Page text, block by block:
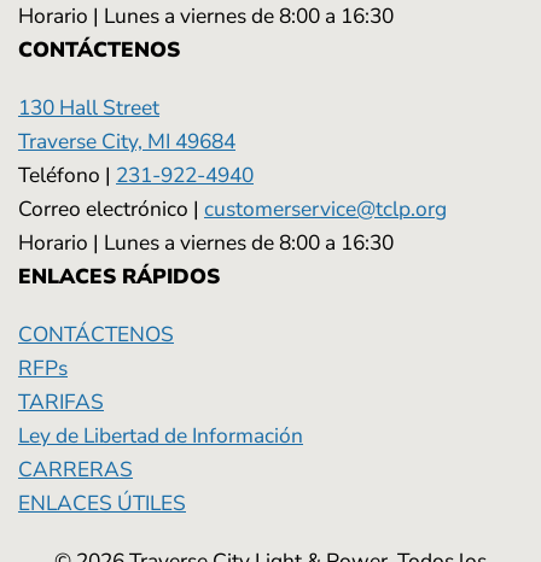
Horario | Lunes a viernes de 8:00 a 16:30
CONTÁCTENOS
130 Hall Street
Traverse City, MI 49684
Teléfono | 231-922-4940
Correo electrónico | customerservice@tclp.org
Horario | Lunes a viernes de 8:00 a 16:30
ENLACES RÁPIDOS
CONTÁCTENOS
RFPs
TARIFAS
Ley de Libertad de Información
CARRERAS
ENLACES ÚTILES